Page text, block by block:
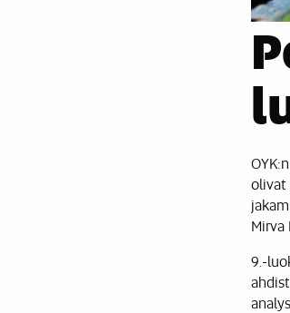
olivat
Mirva
9.-